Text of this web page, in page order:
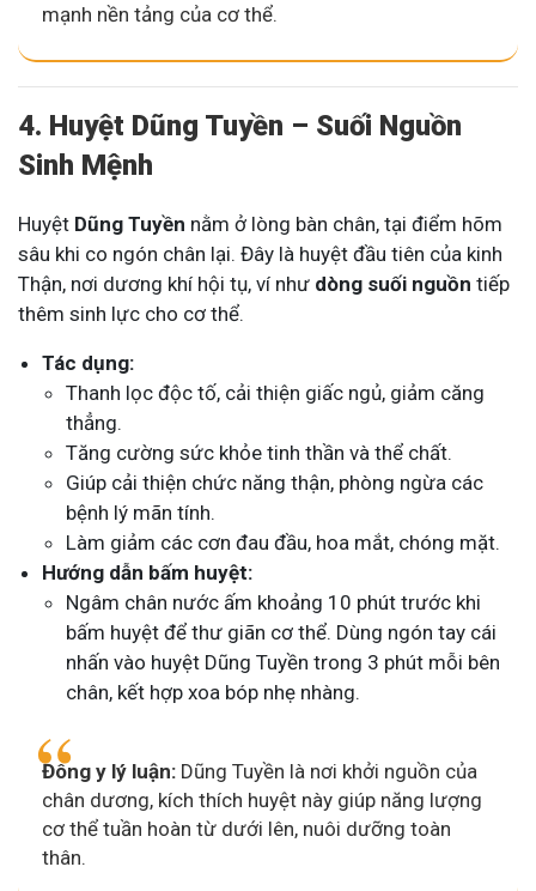
mạnh nền tảng của cơ thể.
4. Huyệt Dũng Tuyền – Suối Nguồn
Sinh Mệnh
Huyệt Dũng Tuyền nằm ở lòng bàn chân, tại điểm hõm
sâu khi co ngón chân lại. Đây là huyệt đầu tiên của kinh
Thận, nơi dương khí hội tụ, ví như dòng suối nguồn tiếp
thêm sinh lực cho cơ thể.
Tác dụng:
Thanh lọc độc tố, cải thiện giấc ngủ, giảm căng
thẳng.
Tăng cường sức khỏe tinh thần và thể chất.
Giúp cải thiện chức năng thận, phòng ngừa các
bệnh lý mãn tính.
Làm giảm các cơn đau đầu, hoa mắt, chóng mặt.
Hướng dẫn bấm huyệt:
Ngâm chân nước ấm khoảng 10 phút trước khi
bấm huyệt để thư giãn cơ thể. Dùng ngón tay cái
nhấn vào huyệt Dũng Tuyền trong 3 phút mỗi bên
chân, kết hợp xoa bóp nhẹ nhàng.
Đông y lý luận: Dũng Tuyền là nơi khởi nguồn của
chân dương, kích thích huyệt này giúp năng lượng
cơ thể tuần hoàn từ dưới lên, nuôi dưỡng toàn
thân.